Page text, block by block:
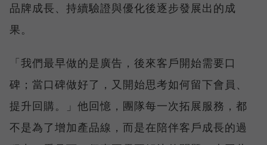
品牌成長、持續驗證與優化後逐步發展出的成
果。
「我們最早做的是廣告，後來客戶開始需要口
碑；當口碑做好了，又開始思考如何留下會員、
提升回購。」他回憶，團隊每一次拓展服務，都
不是為了增加產品線，而是在陪伴客戶成長的過